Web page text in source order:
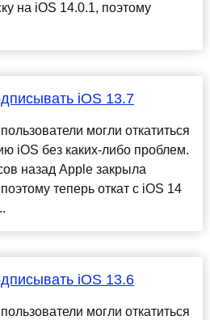
на iOS 14.0.1, поэтому
iOS 13.7
могли откатиться
iOS без каких-либо проблем.
назад Apple закрыла
теперь откат с iOS 14
iOS 13.6
могли откатиться